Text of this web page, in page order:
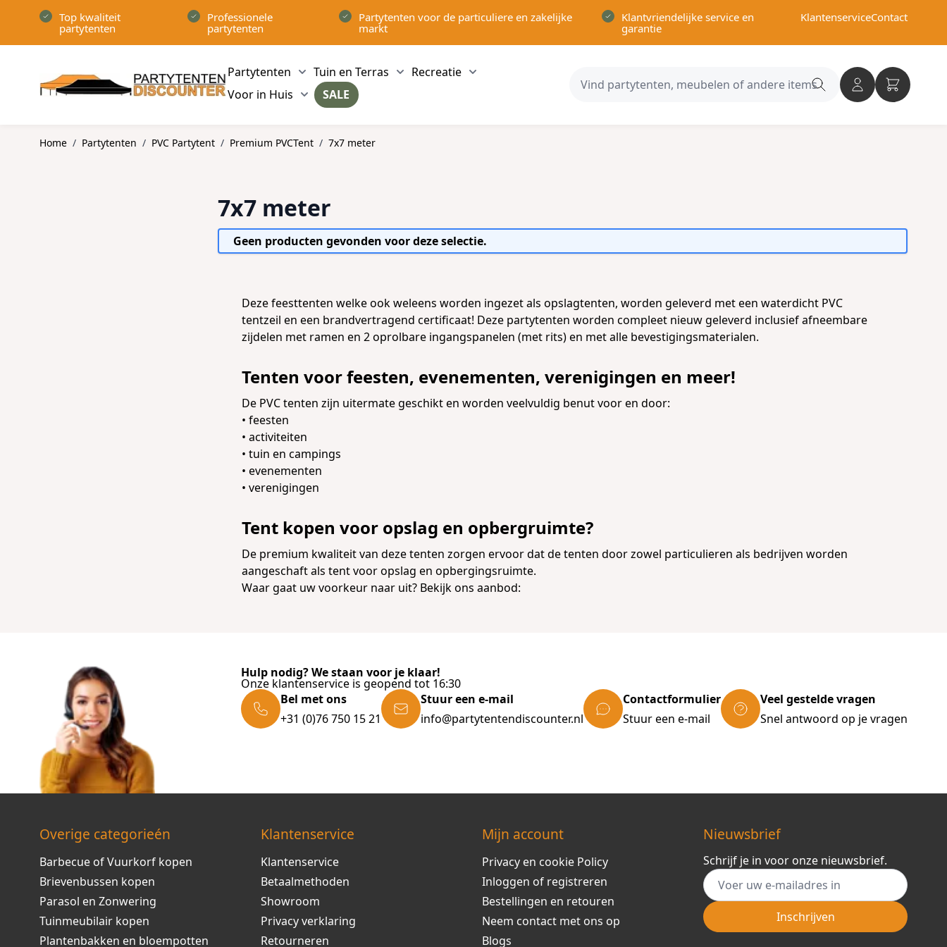
Top kwaliteit
partytenten
Professionele
partytenten
Partytenten voor de particuliere en zakelijke
markt
Klantvriendelijke service en
garantie
KlantenserviceContact
Partytenten
Show submenu for Partytenten category
Tuin en Terras
Show submenu for Tuin en Terras category
Recreatie
Show submenu for Recreatie category
Voor in Huis
Show submenu for Voor in Huis category
SALE
Search
Home / Partytenten / PVC Partytent / Premium PVCTent / 7x7 meter
7x7 meter
Geen producten gevonden voor deze selectie.
Deze feesttenten welke ook weleens worden ingezet als opslagtenten, worden geleverd met een waterdicht PVC
tentzeil en een brandvertragend certificaat! Deze partytenten worden compleet nieuw geleverd inclusief afneembare
zijdelen met ramen en 2 oprolbare ingangspanelen (met rits) en met alle bevestigingsmaterialen.
Tenten voor feesten, evenementen, verenigingen en meer!
De PVC tenten zijn uitermate geschikt en worden veelvuldig benut voor en door:
• feesten
• activiteiten
• tuin en campings
• evenementen
• verenigingen
Tent kopen voor opslag en opbergruimte?
De premium kwaliteit van deze tenten zorgen ervoor dat de tenten door zowel particulieren als bedrijven worden
aangeschaft als tent voor opslag en opbergingsruimte.
Waar gaat uw voorkeur naar uit? Bekijk ons aanbod:
Hulp nodig? We staan voor je klaar!
Onze klantenservice is geopend tot 16:30
Bel met ons
+31 (0)76 750 15 21
Stuur een e-mail
info@partytentendiscounter.nl
Contactformulier
Stuur een e-mail
Veel gestelde vragen
Snel antwoord op je vragen
Overige categorieén
Barbecue of Vuurkorf kopen
Brievenbussen kopen
Parasol en Zonwering
Tuinmeubilair kopen
Plantenbakken en bloempotten
Klantenservice
Klantenservice
Betaalmethoden
Showroom
Privacy verklaring
Retourneren
Mijn account
Privacy en cookie Policy
Inloggen of registreren
Bestellingen en retouren
Neem contact met ons op
Blogs
Nieuwsbrief
Schrijf je in voor onze nieuwsbrief.
E-mail adres
Inschrijven